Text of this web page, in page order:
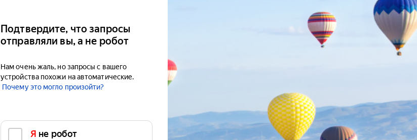
Подтвердите, что запросы
отправляли вы, а не робот
Нам очень жаль, но запросы с вашего
устройства похожи на автоматические.
Почему это могло произойти?
Я не робот